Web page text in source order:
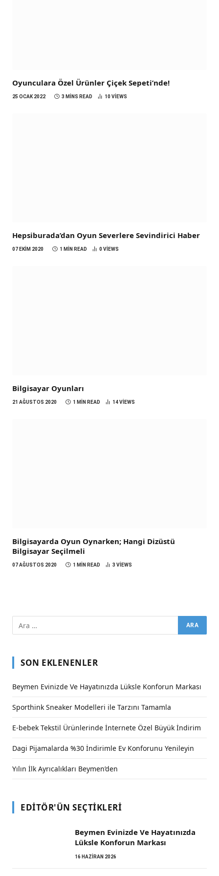
Oyunculara Özel Ürünler Çiçek Sepeti’nde!
25 OCAK 2022 3 MINS READ 10 VIEWS
Hepsiburada’dan Oyun Severlere Sevindirici Haber
07 EKIM 2020 1 MIN READ 0 VIEWS
Bilgisayar Oyunları
21 AĞUSTOS 2020 1 MIN READ 14VIEWS
Bilgisayarda Oyun Oynarken; Hangi Dizüstü
Bilgisayar Seçilmeli
07 AĞUSTOS 2020 1 MIN READ 3 VIEWS
SON EKLENENLER
Beymen Evinizde Ve Hayatınızda Lüksle Konforun Markası
Sporthink Sneaker Modelleri ile Tarzını Tamamla
E-bebek Tekstil Ürünlerinde İnternete Özel Büyük İndirim
Dagi Pijamalarda %30 İndirimle Ev Konforunu Yenileyin
Yılın İlk Ayrıcalıkları Beymen’den
EDITÖR'ÜN SEÇTIKLERI
Beymen Evinizde Ve Hayatınızda
Lüksle Konforun Markası
16 HAZIRAN 2026